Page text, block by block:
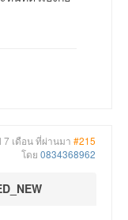
7 เดือน ที่ผ่านมา #215
โดย 0834368962